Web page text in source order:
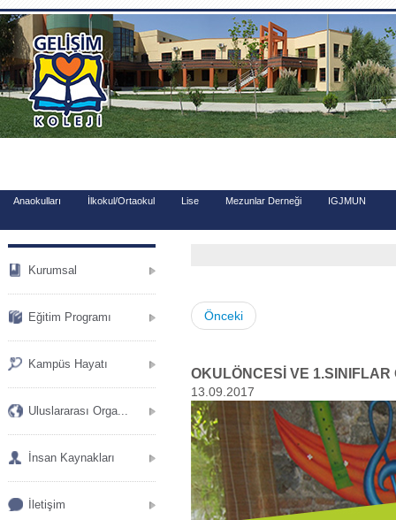
.
Anaokulları İlkokul/Ortaokul Lise Mezunlar Derneği IGJMUN
Kurumsal
Eğitim Programı
Kampüs Hayatı
Uluslararası Orga...
İnsan Kaynakları
İletişim
Önceki
OKULÖNCESİ VE 1.SINIFLAR
13.09.2017